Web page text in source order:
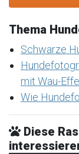
Thema
Schwarze
mit Wau-
Wie
Diese